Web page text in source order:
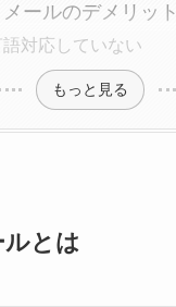
ールのデメリット
語対応していない
もっと見る
とは